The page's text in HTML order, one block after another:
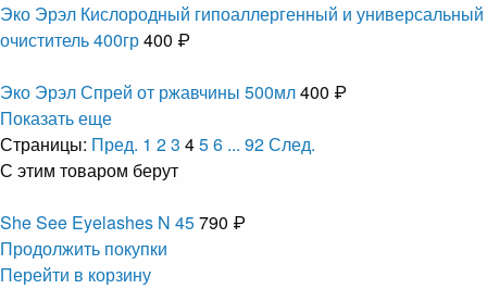
Эко Эрэл Кислородный гипоаллергенный и универсальный
очиститель 400гр400 ₽
Эко Эрэл Спрей от ржавчины 500мл400 ₽
Показать еще
Страницы: Пред. 1 23 456 ... 92След.
С этим товаром берут
She See Eyelashes N 45790 ₽
Продолжить покупки
Перейти в корзину